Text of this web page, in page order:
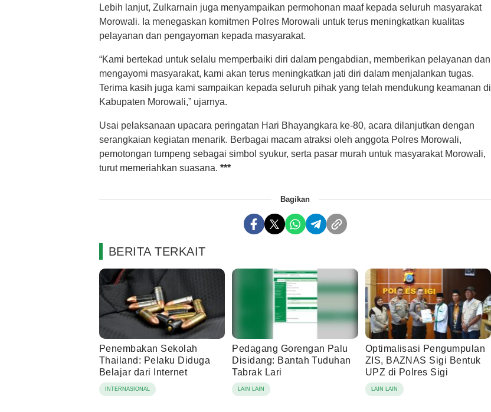
Lebih lanjut, Zulkarnain juga menyampaikan permohonan maaf kepada seluruh masyarakat
Morowali. Ia menegaskan komitmen Polres Morowali untuk terus meningkatkan kualitas
pelayanan dan pengayoman kepada masyarakat.
“Kami bertekad untuk selalu memperbaiki diri dalam pengabdian, memberikan pelayanan dan
mengayomi masyarakat, kami akan terus meningkatkan jati diri dalam menjalankan tugas.
Terima kasih juga kami sampaikan kepada seluruh pihak yang telah mendukung keamanan di
Kabupaten Morowali,” ujarnya.
Usai pelaksanaan upacara peringatan Hari Bhayangkara ke-80, acara dilanjutkan dengan
serangkaian kegiatan menarik. Berbagai macam atraksi oleh anggota Polres Morowali,
pemotongan tumpeng sebagai simbol syukur, serta pasar murah untuk masyarakat Morowali,
turut memeriahkan suasana. ***
Bagikan
BERITA TERKAIT
Penembakan Sekolah
Thailand: Pelaku Diduga
Belajar dari Internet
INTERNASIONAL
Pedagang Gorengan Palu
Disidang: Bantah Tuduhan
Tabrak Lari
LAIN LAIN
Optimalisasi Pengumpulan
ZIS, BAZNAS Sigi Bentuk
UPZ di Polres Sigi
LAIN LAIN